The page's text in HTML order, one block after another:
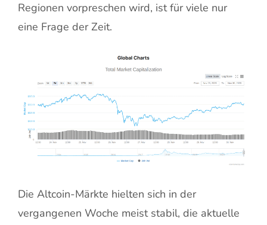
Regionen vorpreschen wird, ist für viele nur
eine Frage der Zeit.
Die Altcoin-Märkte hielten sich in der
vergangenen Woche meist stabil, die aktuelle